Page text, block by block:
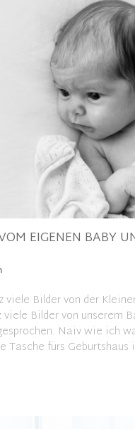
EIGENEN BABY
Bilder von der
Bilder von unserem
Naiv wie ich
Tasche fürs Geburtshaus